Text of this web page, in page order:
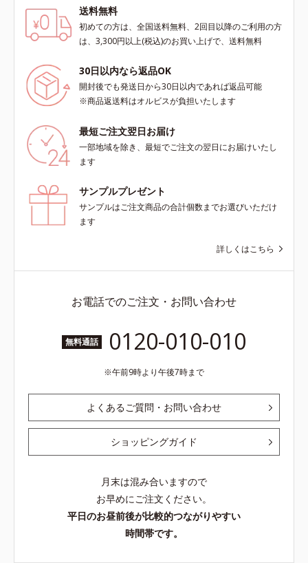
送料無料
初めての方は、全国送料無料、2回目以降のご利用の方
は、3,300円以上(税込)のお買い上げで、送料無料
30日以内なら返品OK
開封後でも発送日から30日以内であれば返品可能
※商品返送料はオルビスが負担いたします
最短ご注文翌日お届け
一部地域を除き、最短でご注文の翌日にお届けいたし
ます
サンプルプレゼント
サンプルはご注文商品の合計個数までお選びいただけ
ます
詳しくはこちら
お電話でのご注文・お問い合わせ
無料通話 0120-010-010
午前9時より午後7時まで
よくあるご質問・お問い合わせ
ショッピングガイド
月末は混み合いますので
お早めにご注文ください。
平日のお昼前後が比較的つながりやすい
時間帯です。